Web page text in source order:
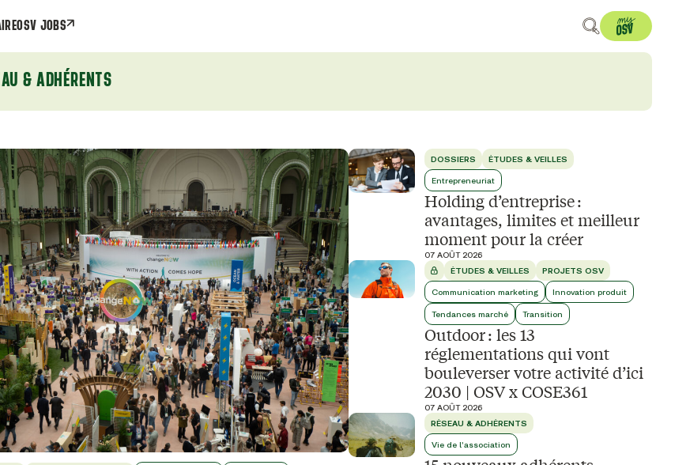
OSV JOBS
& ADHÉRENTS
DOSSIERS ÉTUDES & VEILLES
Entrepreneuriat
Holding d’entreprise :
avantages, limites et meilleur
moment pour la créer
07 AOÛT 2026
ÉTUDES & VEILLES
PROJETS OSV
Communication marketing Innovation produit
Tendances marché Transition
Outdoor : les 13
réglementations qui vont
bouleverser votre activité d’ici
2030 | OSV x COSE361
07 AOÛT 2026
RÉSEAU & ADHÉRENTS
Vie de l'association